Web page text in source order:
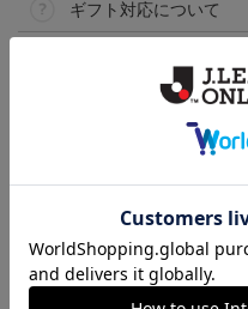
ギフト対応について
トピックス
山口
裏地もしっかり
るアウタージャ